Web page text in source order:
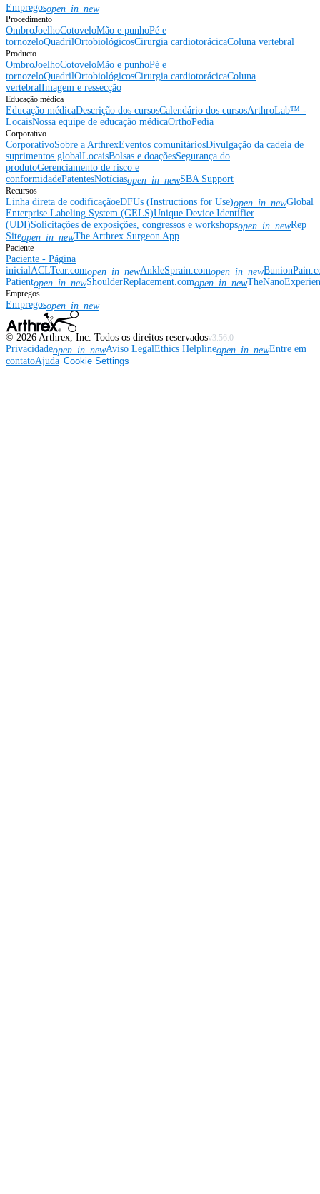
Empregosopen_in_new
Procedimento
OmbroJoelhoCotoveloMão e punhoPé e
tornozeloQuadrilOrtobiológicosCirurgia cardiotorácicaColuna vertebral
Producto
OmbroJoelhoCotoveloMão e punhoPé e
tornozeloQuadrilOrtobiológicosCirurgia cardiotorácicaColuna
vertebralImagem e ressecção
Educação médica
Educação médicaDescrição dos cursosCalendário dos cursosArthroLab™ -
LocaisNossa equipe de educação médicaOrthoPedia
Corporativo
CorporativoSobre a ArthrexEventos comunitáriosDivulgação da cadeia de
suprimentos globalLocaisBolsas e doaçõesSegurança do
produtoGerenciamento de risco e
conformidadePatentesNotíciasopen_in_newSBA Support
Recursos
Linha direta de codificaçãoeDFUs (Instructions for Use)open_in_newGlobal
Enterprise Labeling System (GELS)Unique Device Identifier
(UDI)Solicitações de exposições, congressos e workshopsopen_in_newRep
Siteopen_in_newThe Arthrex Surgeon App
Paciente
Paciente - Página
inicialACLTear.comopen_in_newAnkleSprain.comopen_in_new
Patientopen_in_newShoulderReplacement.comopen_in_new
Empregos
Empregosopen_in_new
© 2026 Arthrex, Inc. Todos os direitos reservadosv3.56.0
Privacidadeopen_in_newAviso LegalEthics Helplineopen_in_newEntre em
contatoAjuda Cookie Settings